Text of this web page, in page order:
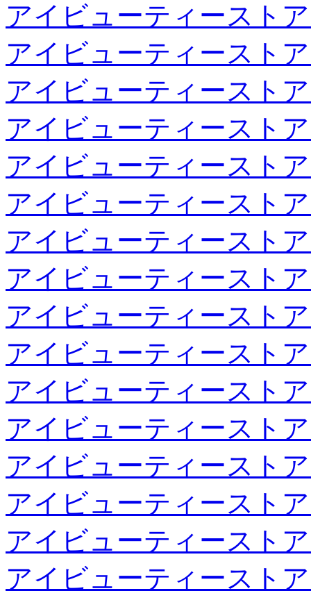
アイビューティースト
アイビューティースト
アイビューティースト
アイビューティースト
アイビューティースト
アイビューティースト
アイビューティースト
アイビューティースト
アイビューティースト
アイビューティースト
アイビューティースト
アイビューティースト
アイビューティースト
アイビューティースト
アイビューティースト
アイビューティースト